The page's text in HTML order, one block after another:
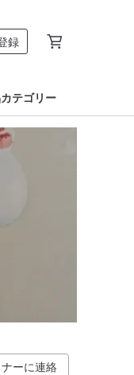
録
テゴリー
ーに連絡